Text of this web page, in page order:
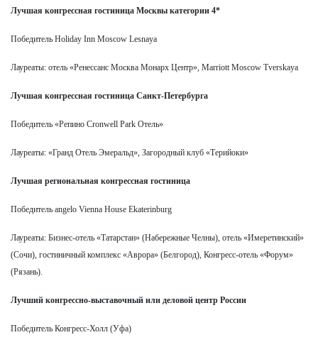
Лучшая конгрессная гостиница Москвы категории 4*
Победитель Holiday Inn Moscow Lesnaya
Лауреаты: отель «Ренессанс Москва Монарх Центр», Marriott Moscow Tverskaya
Лучшая конгрессная гостиница Санкт-Петербурга
Победитель «Репино Cronwell Park Отель»
Лауреаты: «Гранд Отель Эмеральд», Загородный клуб «Терийоки»
Лучшая региональная конгрессная гостиница
Победитель angelo Vienna House Ekaterinburg
Лауреаты: Бизнес-отель «Татарстан» (Набережные Челны), отель «Имеретинский»
(Сочи), гостиничный комплекс «Аврора» (Белгород), Конгресс-отель «Форум»
(Рязань).
Лучший конгрессно-выставочный или деловой центр России
Победитель Конгресс-Холл (Уфа)